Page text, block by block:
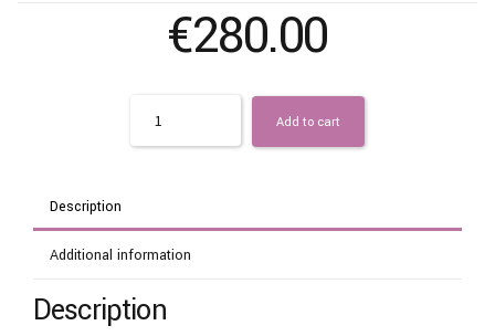
€280.00
Add to cart
Description
Additional information
Description